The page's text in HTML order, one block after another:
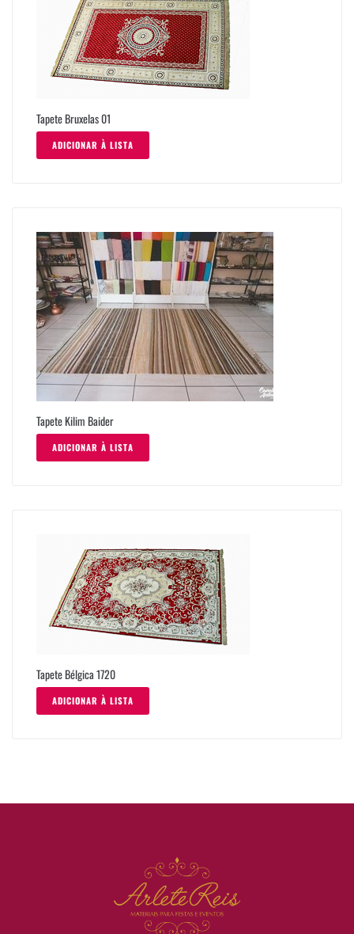
Tapete Bruxelas 01
ADICIONAR À LISTA
Tapete Kilim Baider
ADICIONAR À LISTA
Tapete Bélgica 1720
ADICIONAR À LISTA